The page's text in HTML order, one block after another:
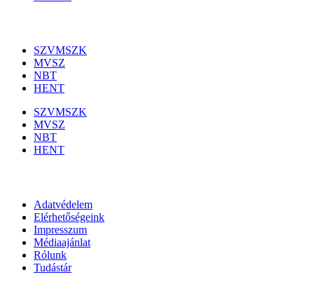
SZVMSZK
MVSZ
NBT
HENT
SZVMSZK
MVSZ
NBT
HENT
Adatvédelem
Elérhetőségeink
Impresszum
Médiaajánlat
Rólunk
Tudástár